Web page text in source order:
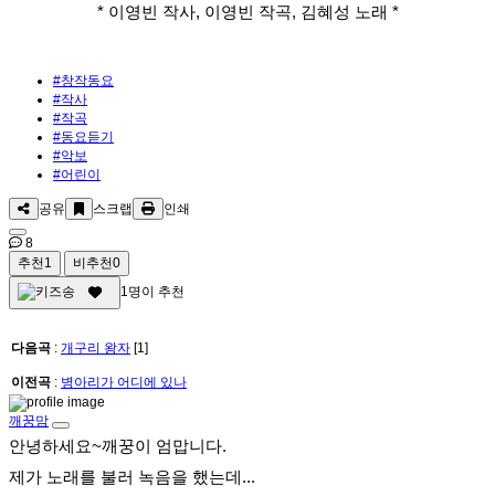
* 이영빈 작사, 이영빈 작곡, 김혜성 노래 *
#창작동요
#작사
#작곡
#동요듣기
#악보
#어린이
공유 스크랩 인쇄
8
추천 1 비추천0
1명이 추천
다음곡 : 개구리 왕자 [1]
이전곡 : 병아리가 어디에 있나
깨꿍맘
안녕하세요~깨꿍이 엄맙니다.
제가 노래를 불러 녹음을 했는데...